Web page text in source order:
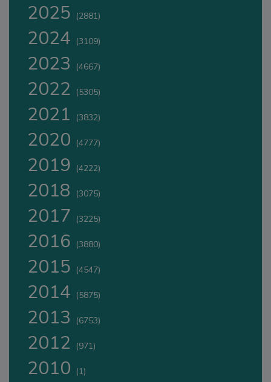
2025 (2881)
2024 (3109)
2023 (4667)
2022 (5305)
2021 (3832)
2020 (4777)
2019 (4222)
2018 (3075)
2017 (3225)
2016 (3880)
2015 (4547)
2014 (5875)
2013 (6753)
2012 (971)
2010 (1)